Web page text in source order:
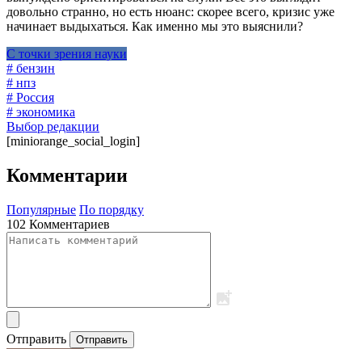
довольно странно, но есть нюанс: скорее всего, кризис уже
начинает выдыхаться. Как именно мы это выяснили?
С точки зрения науки
# бензин
# нпз
# Россия
# экономика
Выбор редакции
[miniorange_social_login]
Комментарии
Популярные По порядку
102 Комментариев
Отправить Отправить